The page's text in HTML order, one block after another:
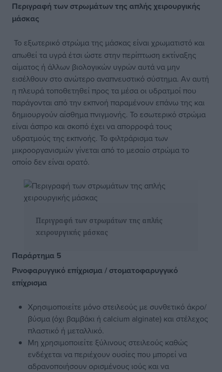
Περιγραφή των στρωμάτων της απλής χειρουργικής
μάσκας
Το εξωτερικό στρώμα της μάσκας είναι χρωματιστό και
απωθεί τα υγρά έτσι ώστε στην περίπτωση εκτίναξης
αίματος ή άλλων βιολογικών υγρών αυτά να μην
εισέλθουν στο ανώτερο αναπνευστικό σύστημα. Αν αυτή
η πλευρά τοποθετηθεί προς τα μέσα οι υδρατμοί που
παράγονται από την εκπνοή παραμένουν επάνω της και
δημιουργούν αίσθημα πνιγμονής. Το εσωτερικό στρώμα
είναι άσπρο και σκοπό έχει να απορροφά τους
υδρατμούς της εκπνοής. Το φιλτράρισμα των
μικροοργανισμών γίνεται από το μεσαίο στρώμα το
οποίο δεν είναι ορατό.
Περιγραφή των στρωμάτων της απλής
χειρουργικής μάσκας
Παράρτημα 5
Ρινοφαρυγγικό επίχρισμα / στοματοφαρυγγικό
επίχρισμα
Χρησιμοποιείτε μόνο στειλεούς με συνθετικό άκρο/
βύσμα (όχι βαμβάκι ή calcium alginate) και στέλεχος
πλαστικό ή μεταλλικό.
Μη χρησιμοποιείτε ξύλινους στειλεούς καθώς
ενδέχεται να περιέχουν ουσίες που μπορεί να
αδρανοποιήσουν ορισμένους ιούς και να